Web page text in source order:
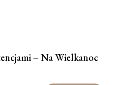
– Na Wielkanoc